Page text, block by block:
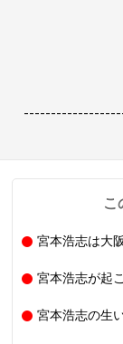
こ
宮本浩志は大
宮本浩志が起
宮本浩志の生